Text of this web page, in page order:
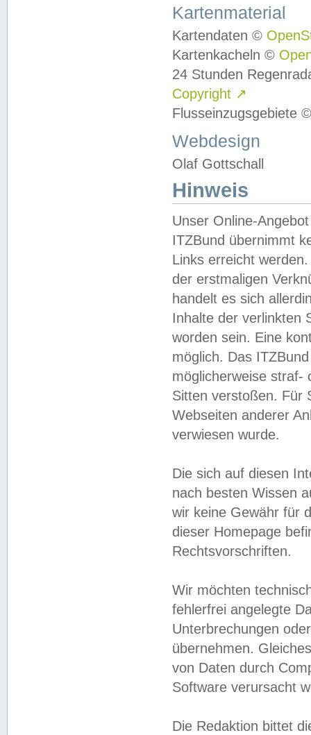
Kartenmaterial
Kartendaten ©
Kartenkacheln ©
24 Stunden
Copyright ↗
Flusseinzugsgebiete
Webdesign
Olaf Gottschall
Hinweis
Unser Online-
ITZBund übernimmt
Links erreicht
der erstmaligen
handelt es sich
Inhalte der verlinkten
worden sein. Eine
möglich. Das
möglicherweise straf-
Sitten verstoßen. Für
Webseiten anderer
verwiesen wurde.
Die sich auf diesen
nach besten Wissen
wir keine Gewähr für
dieser Homepage
Rechtsvorschriften.
Wir möchten
fehlerfrei angelegte
Unterbrechungen
übernehmen.
von Daten durch
Software verursacht
Die Redaktion bittet